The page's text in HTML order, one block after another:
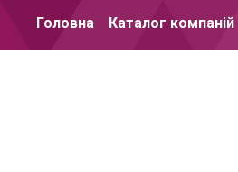
Головна Каталог компаній